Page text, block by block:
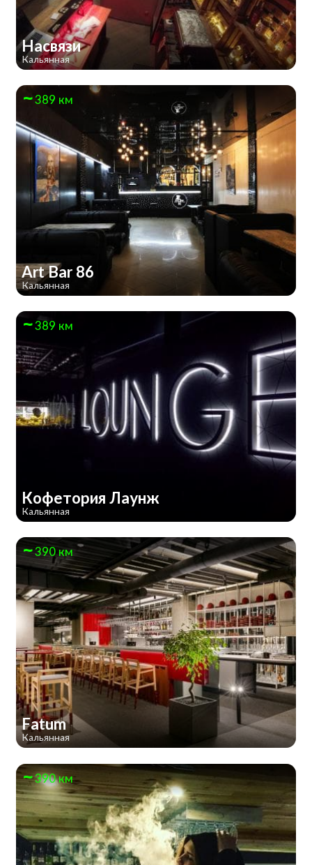
Насвязи
Кальянная
389 км
Art Bar 86
Кальянная
389 км
Кофетория Лаунж
Кальянная
390 км
Fatum
Кальянная
390 км